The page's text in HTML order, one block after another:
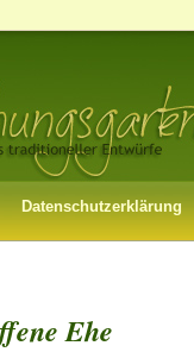
Datenschutzerklärung
Ehe